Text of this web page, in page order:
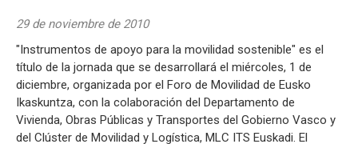
29 de noviembre de 2010
"Instrumentos de apoyo para la movilidad sostenible" es el
título de la jornada que se desarrollará el miércoles, 1 de
diciembre, organizada por el Foro de Movilidad de Eusko
Ikaskuntza, con la colaboración del Departamento de
Vivienda, Obras Públicas y Transportes del Gobierno Vasco y
del Clúster de Movilidad y Logística, MLC ITS Euskadi. El